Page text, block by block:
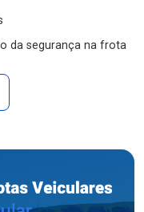
da segurança na frota